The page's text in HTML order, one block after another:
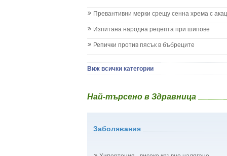
Колики
Менингит
Млечница
Нощно напикаване - енуреза
Плач
Проблеми с очите на бебето и детето
Превантивни мерки срещу сенна хрема с
Изпитана народна рецепта при шипове
Репички против пясък в бъбреците
Виж всички категории
Най-търсено в Здравница
Заболявания